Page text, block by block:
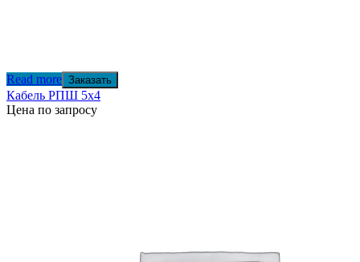
Read more Заказать
Кабель РПШ 5х4
Цена по запросу